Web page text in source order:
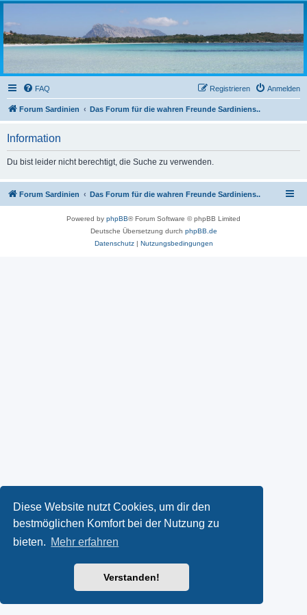
Diese Website nutzt Cookies, um dir den
bestmöglichen Komfort bei der Nutzung zu
bieten. Mehr erfahren
Verstanden!
sardinien-forum.org
Das Forum der Freunde Sardiniens
FAQ Anmelden
Registrieren
Forum Sardinien Das Forum für die wahren Freunde Sardiniens..
Information
Du bist leider nicht berechtigt, die Suche zu verwenden.
Forum Sardinien Das Forum für die wahren Freunde Sardiniens..
Powered by phpBB® Forum Software © phpBB Limited
Deutsche Übersetzung durch phpBB.de
Datenschutz| Nutzungsbedingungen